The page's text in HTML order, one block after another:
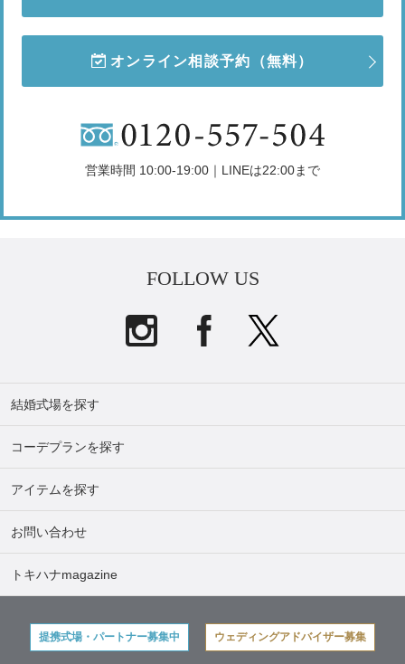
オンライン相談予約 （無料）
営業時間 10:00-19:00｜LINEは22:00まで
FOLLOW US
結婚式場を探す
コーデプランを探す
アイテムを探す
お問い合わせ
トキハナmagazine
提携式場・パートナー募集中 ウェディングアドバイザー募集